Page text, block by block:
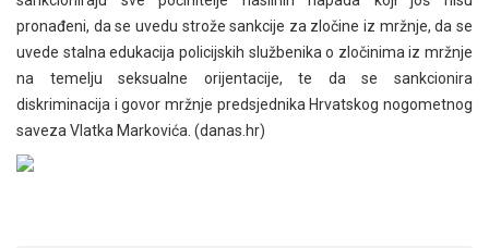
pronađeni, da se uvedu strože sankcije za zločine iz mržnje, da se
uvede stalna edukacija policijskih službenika o zločinima iz mržnje
na temelju seksualne orijentacije, te da se sankcionira
diskriminacija i govor mržnje predsjednika Hrvatskog nogometnog
saveza Vlatka Markovića. (danas.hr)